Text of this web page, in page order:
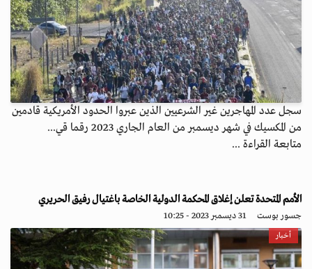
سجل عدد المهاجرين غير الشرعيين الذين عبروا الحدود الأمريكية قادمين
من المكسيك في شهر ديسمبر من العام الجاري 2023 رقما قي...
متابعة القراءة ...
الأمم المتحدة تعلن إغلاق المحكمة الدولية الخاصة باغتيال رفيق الحريري
جسور بوست 31 ديسمبر 2023 - 10:25
أخبار